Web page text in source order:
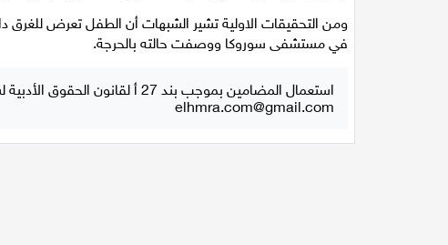
ومن التحقيقات الاولية تشير الشبهات أن الطفل تعرض للغرق
في مستشفى سوروكا ووصفت حالته بالحرجة.
استعمال المضامين بموجب بند 27 أ لقانون الحقوق الأدبية لسنة 2007، يرجى ارسال رسالة الى:
elhmra.com@gmail.com